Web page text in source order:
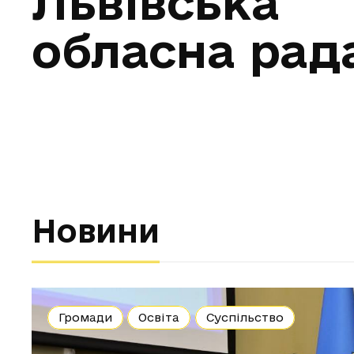
обласна
Новини
Громади Освіта Суспільство